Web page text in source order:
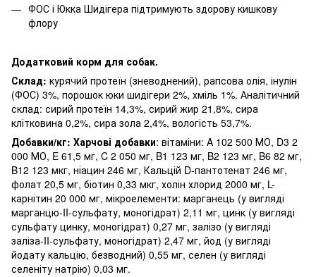
ФОС і Юкка Шидігера підтримують здорову кишкову
флору
Додатковий корм для собак.
Склад: курячий протеїн (зневоднений), рапсова олія, інулін
(ФОС) 3%, порошок юки шидігери 2%, хміль 1%. Аналітичний
склад: сирий протеїн 14,3%, сирий жир 21,8%, сира
клітковина 0,2%, сира зола 2,4%, вологість 53,7%.
Добавки/кг: Харчові добавки: вітаміни: A 102 500 МО, D3 2
000 МО, E 61,5 мг, C 2 050 мг, B1 123 мг, B2 123 мг, B6 82 мг,
B12 123 мкг, ніацин 246 мг, Кальцій D-пантотенат 246 мг,
фолат 20,5 мг, біотин 0,33 мкг, холін хлорид 2000 мг, L-
карнітин 20 000 мг, мікроелементи: марганець (у вигляді
марганцю-II-сульфату, моногідрат) 2,11 мг, цинк (у вигляді
сульфату цинку, моногідрат) 0,27 мг, залізо (у вигляді
заліза-II-сульфату, моногідрат) 2,47 мг, йод (у вигляді
йодату кальцію, безводний) 0,55 мг, селен (у вигляді
селеніту натрію) 0,03 мг.